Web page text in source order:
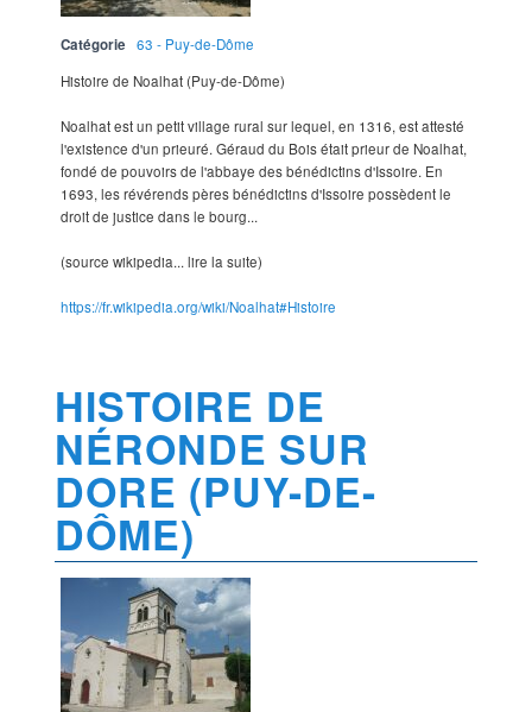
Catégorie
63 - Puy-de-Dôme
Histoire de Noalhat (Puy-de-Dôme)
Noalhat est un petit village rural sur lequel, en 1316, est attesté
l'existence d'un prieuré. Géraud du Bois était prieur de Noalhat,
fondé de pouvoirs de l'abbaye des bénédictins d'Issoire. En
1693, les révérends pères bénédictins d'Issoire possèdent le
droit de justice dans le bourg...
(source wikipedia... lire la suite)
https://fr.wikipedia.org/wiki/Noalhat#Histoire
HISTOIRE DE
NÉRONDE SUR
DORE (PUY-DE-
DÔME)